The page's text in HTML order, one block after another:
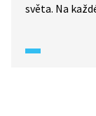
světa. Na
Podívejte se s